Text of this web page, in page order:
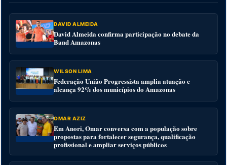
DAVID ALMEIDA
David Almeida confirma participação no debate da
Band Amazonas
WILSON LIMA
Federação União Progressista amplia atuação e
alcança 92% dos municípios do Amazonas
OMAR AZIZ
Em Anori, Omar conversa com a população sobre
propostas para fortalecer segurança, qualificação
profissional e ampliar serviços públicos